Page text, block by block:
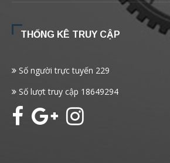
THỐNG KÊ TRUY CẬP
Số người trực tuyến 229
Số lượt truy cập 18649294